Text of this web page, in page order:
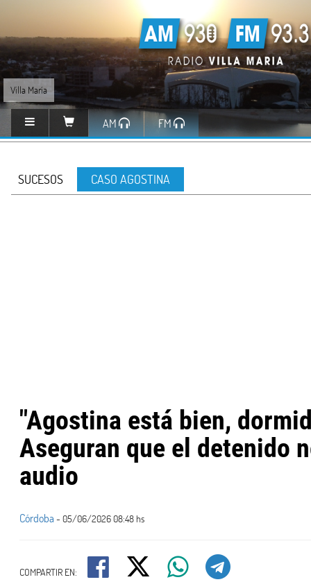
Villa María
AM FM
SUCESOS CASO AGOSTINA
"Agostina está bien,
Aseguran que el detenido
audio
Córdoba - 05/06/2026 08:48 hs
COMPARTIR EN: